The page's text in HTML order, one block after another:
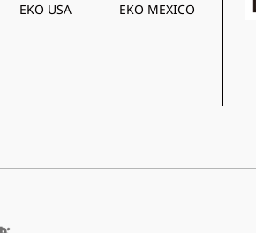
EKO USA EKO MEXICO